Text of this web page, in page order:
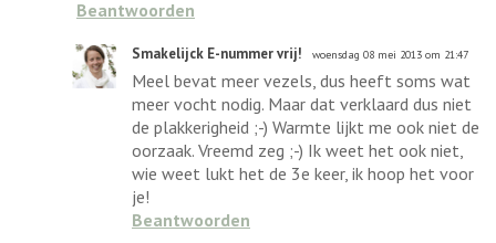
Beantwoorden
Smakelijck E-nummer vrij! woensdag 08 mei 2013 om 21:47
Meel bevat meer vezels, dus heeft soms wat
meer vocht nodig. Maar dat verklaard dus niet
de plakkerigheid ;-) Warmte lijkt me ook niet de
oorzaak. Vreemd zeg ;-) Ik weet het ook niet,
wie weet lukt het de 3e keer, ik hoop het voor
je!
Beantwoorden